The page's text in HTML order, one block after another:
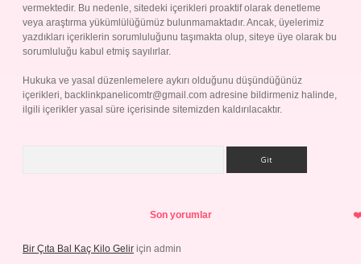
vermektedir. Bu nedenle, sitedeki içerikleri proaktif olarak denetleme
veya araştırma yükümlülüğümüz bulunmamaktadır. Ancak, üyelerimiz
yazdıkları içeriklerin sorumluluğunu taşımakta olup, siteye üye olarak bu
sorumluluğu kabul etmiş sayılırlar.
Hukuka ve yasal düzenlemelere aykırı olduğunu düşündüğünüz
içerikleri, backlinkpanelicomtr@gmail.com adresine bildirmeniz halinde,
ilgili içerikler yasal süre içerisinde sitemizden kaldırılacaktır.
Son yorumlar
Bir Çıta Bal Kaç Kilo Gelir için admin